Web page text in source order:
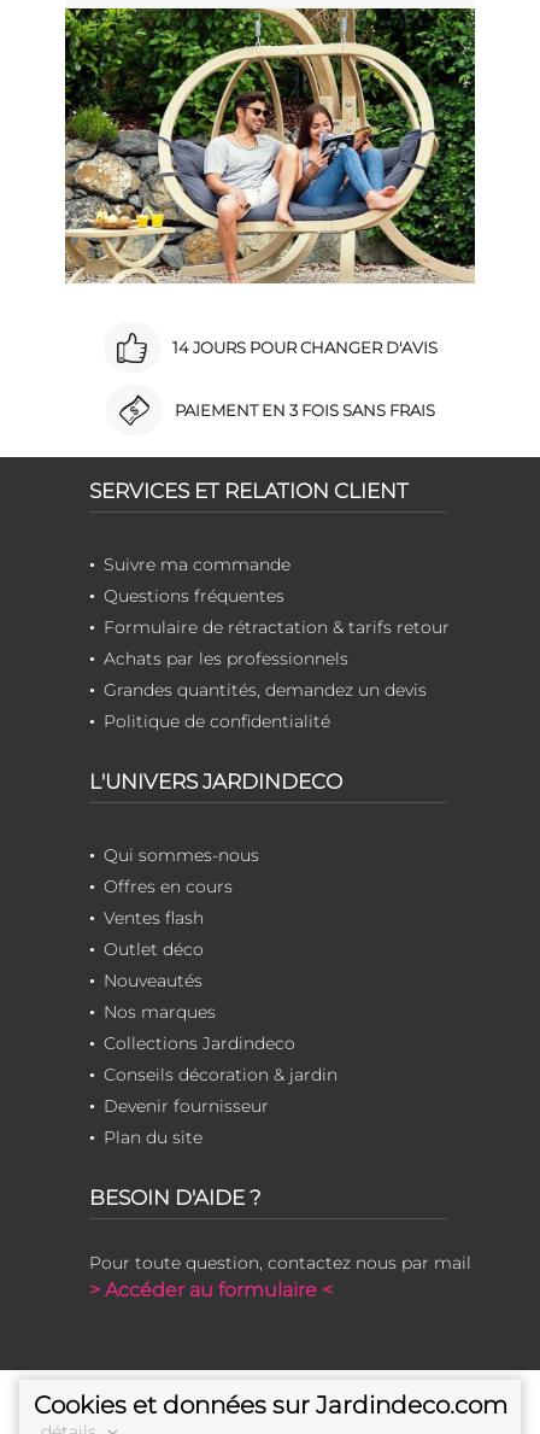
14 JOURS POUR CHANGER D'AVIS
PAIEMENT EN 3 FOIS SANS FRAIS
SERVICES ET RELATION CLIENT
Suivre ma commande
Questions fréquentes
Formulaire de rétractation & tarifs retour
Achats par les professionnels
Grandes quantités, demandez un devis
Politique de confidentialité
L'UNIVERS JARDINDECO
Qui sommes-nous
Offres en cours
Ventes flash
Outlet déco
Nouveautés
Nos marques
Collections Jardindeco
Conseils décoration & jardin
Devenir fournisseur
Plan du site
BESOIN D'AIDE ?
Pour toute question, contactez nous par mail
> Accéder au formulaire <
Cookies et données sur Jardindeco.com